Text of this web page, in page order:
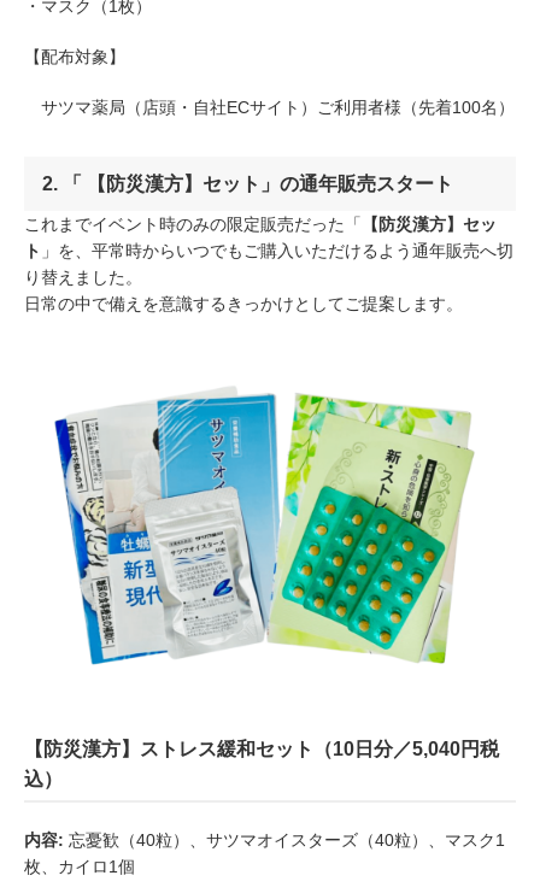
・マスク（1枚）
【配布対象】
サツマ薬局（店頭・自社ECサイト）ご利用者様（先着100名）
2. 「 【防災漢方】セット」の通年販売スタート
これまでイベント時のみの限定販売だった「
【防災漢方】セッ
ト 」を、平常時からいつでもご購入いただけるよう通年販売へ切
り替えました。
日常の中で備えを意識するきっかけとしてご提案します。
【防災漢方】ストレス緩和セット（10日分／5,040円税
込）
内容: 忘憂歓（40粒）、サツマオイスターズ（40粒）、マスク1
枚、カイロ1個